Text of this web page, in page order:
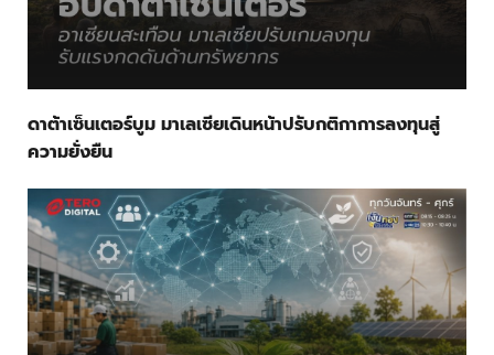
ดาต้าเซ็นเตอร์บูม มาเลเซียเดินหน้าปรับกติกาการลงทุนสู่
ความยั่งยืน